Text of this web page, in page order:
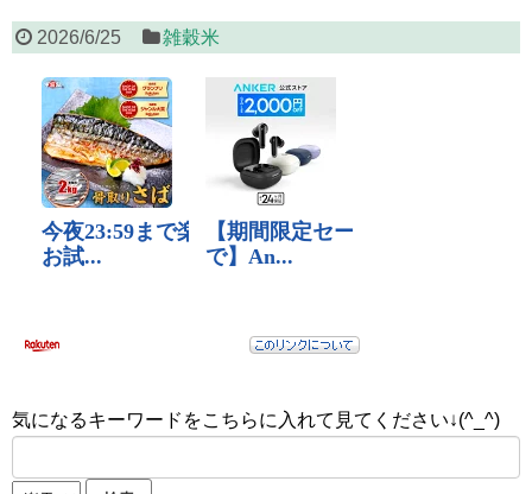
2026/6/25 雑穀米
気になるキーワードをこちらに入れて見てください↓(^_^)